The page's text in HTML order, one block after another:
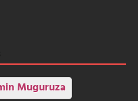
Muguruza